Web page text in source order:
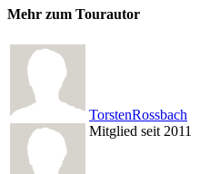
Mehr zum Tourautor
TorstenRossbach
Mitglied seit 2011